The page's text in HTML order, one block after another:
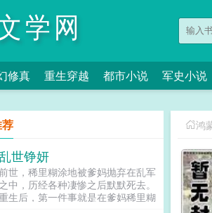
学网
修真 重生穿越 都市小说 军史小说
鸿
世铮妍
世，稀里糊涂地被爹妈抛弃在乱军
之中，历经各种凄惨之后默默死去。
生后，第一件事就是在爹妈稀里糊